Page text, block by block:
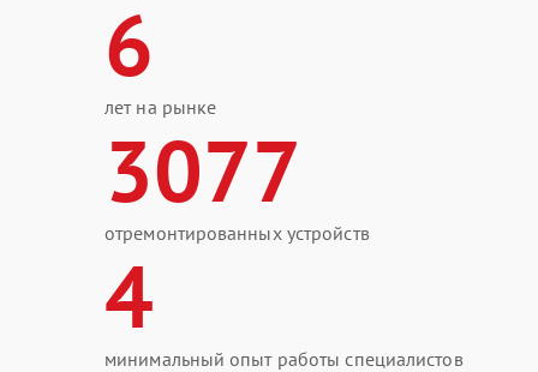
6
лет на рынке
3077
отремонтированных устройств
4
минимальный опыт работы специалистов